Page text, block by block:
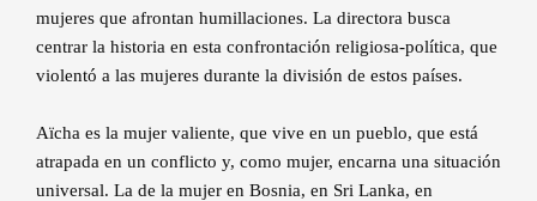
mujeres que afrontan humillaciones. La directora busca
centrar la historia en esta confrontación religiosa-política, que
violentó a las mujeres durante la división de estos países.
Aïcha es la mujer valiente, que vive en un pueblo, que está
atrapada en un conflicto y, como mujer, encarna una situación
universal. La de la mujer en Bosnia, en Sri Lanka, en